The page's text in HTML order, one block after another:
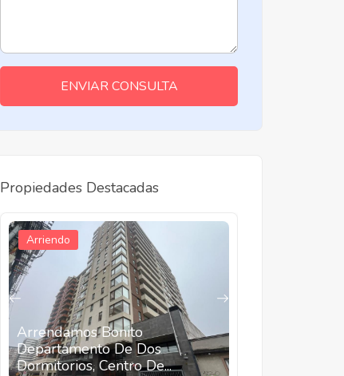
ENVIAR CONSULTA
Propiedades Destacadas
Arriendo
Arrendamos Bonito
Departamento De Dos
Dormitorios, Centro De...